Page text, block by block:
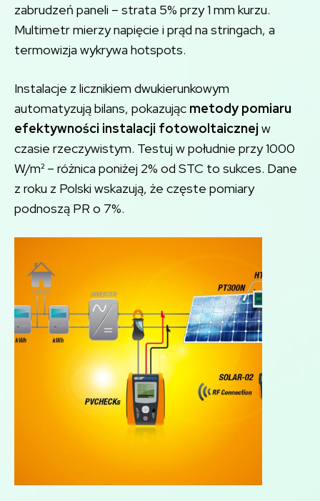
zabrudzeń paneli – strata 5% przy 1 mm kurzu.
Multimetr mierzy napięcie i prąd na stringach, a
termowizja wykrywa hotspots.
Instalacje z licznikiem dwukierunkowym
automatyzują bilans, pokazując metody pomiaru
efektywności instalacji fotowoltaicznej w
czasie rzeczywistym. Testuj w południe przy 1000
W/m² – różnica poniżej 2% od STC to sukces. Dane
z roku z Polski wskazują, że częste pomiary
podnoszą PR o 7%.